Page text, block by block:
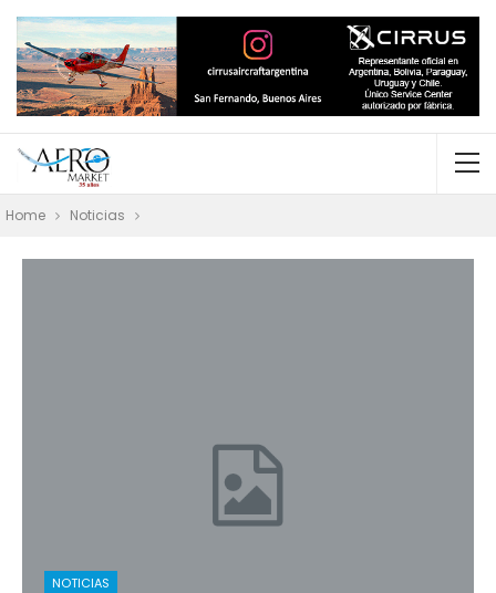
Home Noticias
NOTICIAS